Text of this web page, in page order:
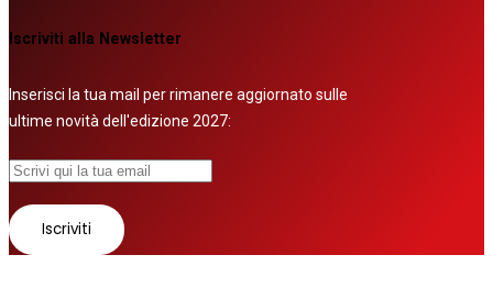
Iscriviti alla Newsletter
Inserisci la tua mail per rimanere aggiornato sulle
ultime novità dell'edizione 2027: